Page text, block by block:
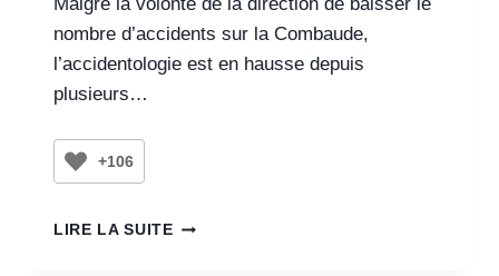
Malgré la volonté de la direction de baisser le
nombre d’accidents sur la Combaude,
l’accidentologie est en hausse depuis
plusieurs…
+106
LIRE LA SUITE